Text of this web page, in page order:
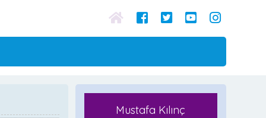
Mustafa Kılınç